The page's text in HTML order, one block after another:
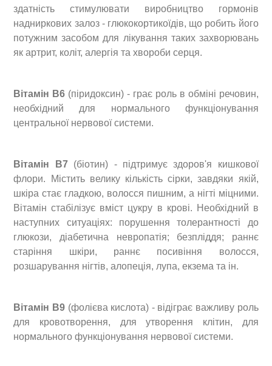
здатність стимулювати виробництво гормонів
надниркових залоз - глюкокортикоїдів, що робить його
потужним засобом для лікування таких захворювань
як артрит, коліт, алергія та хвороби серця.
Вітамін В6 (піридоксин) - грає роль в обміні речовин,
необхідний для нормального функціонування
центральної нервової системи.
Вітамін В7(біотин) - підтримує здоров'я кишкової
флори. Містить велику кількість сірки, завдяки якій,
шкіра стає гладкою, волосся пишним, а нігті міцними.
Вітамін стабілізує вміст цукру в крові. Необхідний в
наступних ситуаціях: порушення толерантності до
глюкози, діабетична невропатія; безпліддя; раннє
старіння шкіри, раннє посивіння волосся,
розшарування нігтів, алопеція, лупа, екзема та ін.
Вітамін В9 (фолієва кислота) - відіграє важливу роль
для кровотворення, для утворення клітин, для
нормального функціонування нервової системи.